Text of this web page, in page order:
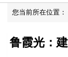
您当前所在位置：
鲁霞光：